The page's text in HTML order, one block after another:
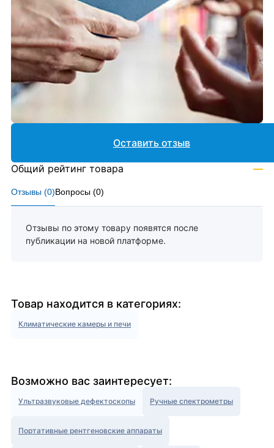
Отзывы (0)Вопросы (0)
Отзывы по этому товару появятся после
публикации на новой платформе.
Оставить отзыв
Общий рейтинг товара —
Товар находится в категориях:
Климатические камеры и печи
Возможно вас заинтересует:
Ультразвуковые дефектоскопы Ручные спектрометры
Портативные рентгеновские аппараты